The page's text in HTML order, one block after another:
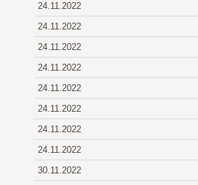
24.11.2022
24.11.2022
24.11.2022
24.11.2022
24.11.2022
24.11.2022
24.11.2022
24.11.2022
30.11.2022